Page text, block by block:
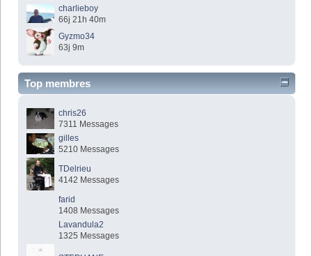
charlieboy
66j 21h 40m
Gyzmo34
63j 9m
Top membres
chris26
7311 Messages
gilles
5210 Messages
TDelrieu
4142 Messages
farid
1408 Messages
Lavandula2
1325 Messages